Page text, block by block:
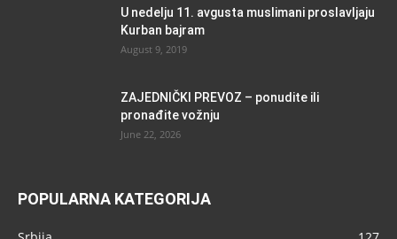
U nedelju 11. avgusta muslimani proslavljaju
Kurban bajram
August 9, 2019
ZAJEDNIČKI PREVOZ – ponudite ili
pronađite vožnju
June 22, 2026
POPULARNA KATEGORIJA